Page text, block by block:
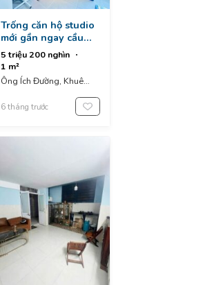
Trống căn hộ studio
mới gần ngay cầu
cẩm lệ
5 triệu 200 nghìn
1 m²
Ông Ích Đường, Khuê
Da Nang, Vietnam
6 tháng trước